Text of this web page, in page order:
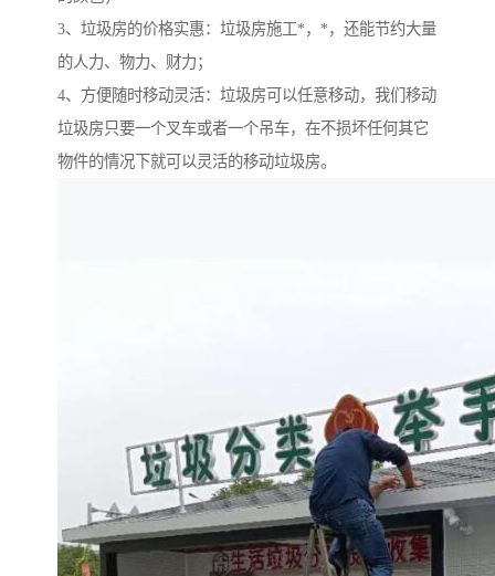
3、垃圾房的价格实惠：垃圾房施工*，*，还能节约大量
的人力、物力、财力；
4、方便随时移动灵活：垃圾房可以任意移动，我们移动
垃圾房只要一个叉车或者一个吊车，在不损坏任何其它
物件的情况下就可以灵活的移动垃圾房。